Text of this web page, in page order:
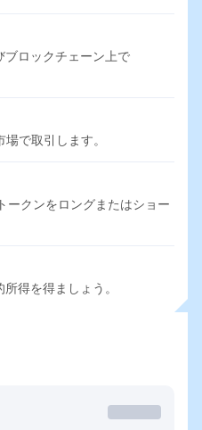
ブロックチェーン上で
で取引します。
ークンをロングまたはショー
得を得ましょう。